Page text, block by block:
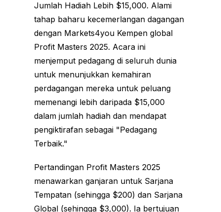
Jumlah Hadiah Lebih $15,000. Alami
tahap baharu kecemerlangan dagangan
dengan Markets4you Kempen global
Profit Masters 2025. Acara ini
menjemput pedagang di seluruh dunia
untuk menunjukkan kemahiran
perdagangan mereka untuk peluang
memenangi lebih daripada $15,000
dalam jumlah hadiah dan mendapat
pengiktirafan sebagai "Pedagang
Terbaik."
Pertandingan Profit Masters 2025
menawarkan ganjaran untuk Sarjana
Tempatan (sehingga $200) dan Sarjana
Global (sehingga $3,000). Ia bertujuan